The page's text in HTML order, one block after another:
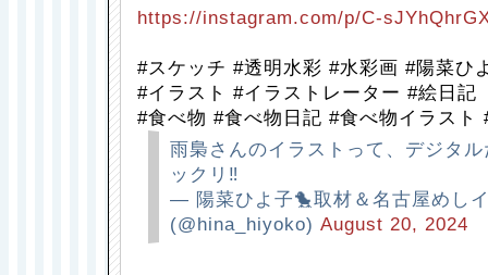
https://instagram.com/p/C-
#スケッチ #透明水彩 #水彩画 #陽菜ひ
#イラスト #イラストレーター #絵日記
#食べ物 #食べ物日記 #食べ物イラスト
雨梟さんのイラストって、デジタ
ックリ‼️
— 陽菜ひよ子🐤取材＆名古屋めし
(@hina_hiyoko) August 20, 2024